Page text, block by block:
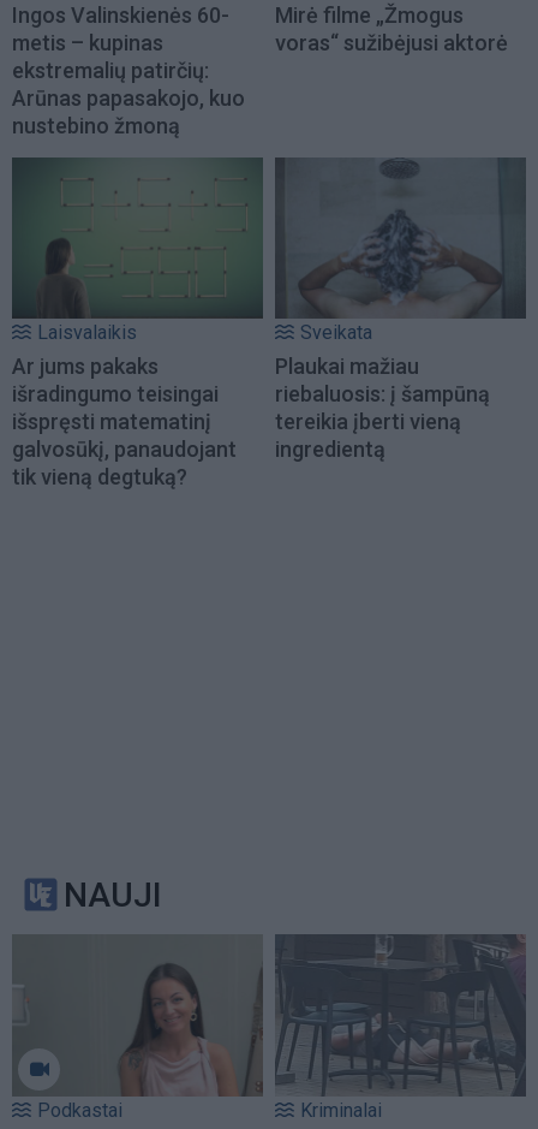
Ingos Valinskienės 60-
metis – kupinas
ekstremalių patirčių:
Arūnas papasakojo, kuo
nustebino žmoną
Mirė filme „Žmogus
voras“ sužibėjusi aktorė
Laisvalaikis
Ar jums pakaks
išradingumo teisingai
išspręsti matematinį
galvosūkį, panaudojant
tik vieną degtuką?
Sveikata
Plaukai mažiau
riebaluosis: į šampūną
tereikia įberti vieną
ingredientą
NAUJI
Podkastai Kriminalai